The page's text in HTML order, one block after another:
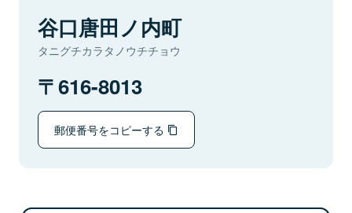
谷口唐田ノ内町
タニグチカラタノウチチョウ
616-8013
郵便番号をコピーする